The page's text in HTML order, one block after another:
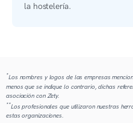
la hostelería.
*Los nombres y logos de las empresas
menos que se indique lo contrario, dichas
asociación con Zety.
**Los profesionales que utilizaron nuestras
estas organizaciones.